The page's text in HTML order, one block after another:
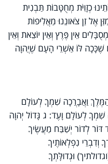
כְזָוִיֹּת מְחֻטָּבוֹת תַּבְנִית
אֶל זַן צֹאונֵנוּ מַאֲלִיפוֹת
אֵין פֶּרֶץ וְאֵין יוֹצֵאת וְאֵין
שֶׁכָּכָה לּוֹ אַשְׁרֵי הָעָם שֶׁיֲהוָה
וַאֲבָרֲכָה שִׁמְךָ לְעוֹלָם
לְעוֹלָם וָעֶד: ג גָּדוֹל יְהוָה
דּוֹר לְדוֹר יְשַׁבַּח מַעֲשֶׂיךָ
וְדִבְרֵי נִפְלְאוֹתֶיךָ
וּגְדוּלָּתְךָ